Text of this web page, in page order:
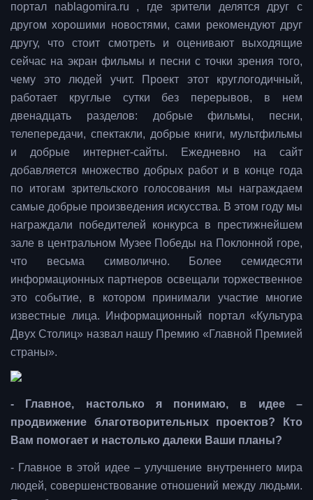
портал nablagomira.ru , где зрители делятся друг с
другом хорошими новостями, сами рекомендуют друг
другу, что стоит смотреть и оценивают выходящие
сейчас на экран фильмы и песни с точки зрения того,
чему это людей учит. Проект этот круглогодичный,
работает круглые сутки без перерывов, в нем
двенадцать разделов: добрые фильмы, песни,
телепередачи, спектакли, добрые книги, мультфильмы
и добрые интернет-сайты. Ежедневно на сайт
добавляется множество добрых работ и в конце года
по итогам зрительского голосования мы награждаем
самые добрые произведения искусства. В этом году мы
награждали победителей конкурса в престижнейшем
зале в центральном Музее Победы на Поклонной горе,
что весьма символично. Более семидесяти
информационных партнеров освещали торжественное
это событие, в котором принимали участие многие
известные лица. Информационный портал «Культура
Двух Столиц» назвал нашу Премию «Главной Премией
страны».
- Главное, настолько я понимаю, в идее –
продвижение благотворительных проектов? Кто
Вам помогает и настолько далеки Ваши планы?
- Главное в этой идее – улучшение внутреннего мира
людей, совершенствование отношений между людьми.